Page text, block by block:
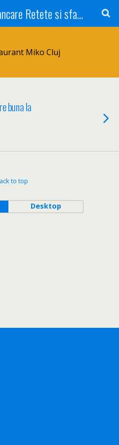
Restaurant si Mancare Retete si sfaturi Picant bun si rapid
Miko Cluj
buna la
to top
Desktop